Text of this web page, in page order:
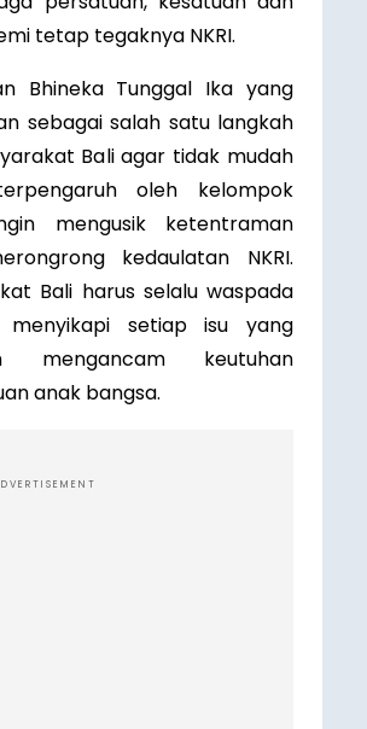
tetap tegaknya NKRI.
Bhineka Tunggal Ika yang
sebagai salah satu langkah
Bali agar tidak mudah
oleh kelompok
mengusik ketentraman
kedaulatan NKRI.
Bali harus selalu waspada
setiap isu yang
mengancam keutuhan
anak bangsa.